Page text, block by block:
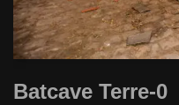
Batcave Terre-0